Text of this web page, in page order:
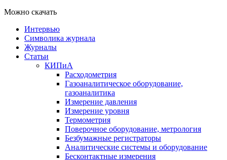
Можно скачать
Интервью
Символика журнала
Журналы
Статьи
КИПиА
Расходометрия
Газоаналитическое оборудование,
газоаналитика
Измерение давления
Измерение уровня
Термометрия
Поверочное оборудование, метрология
Безбумажные регистраторы
Аналитические системы и оборудование
Бесконтактные измерения